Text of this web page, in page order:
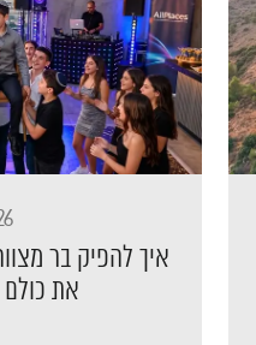
איך להפיק בר
את